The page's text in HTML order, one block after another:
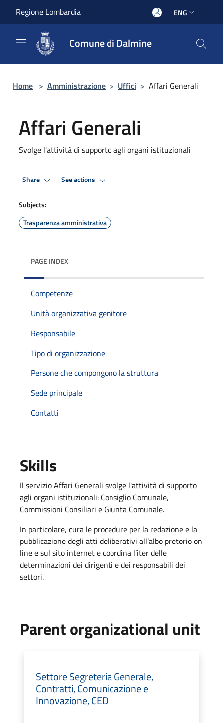
Regione Lombardia ENG
Comune di Dalmine
Home > Amministrazione > Uffici > Affari Generali
Affari Generali
Svolge l'attività di supporto agli organi istituzionali
Share See actions
Subjects:
Trasparenza amministrativa
PAGE INDEX
Competenze
Unità organizzativa genitore
Responsabile
Tipo di organizzazione
Persone che compongono la struttura
Sede principale
Contatti
Skills
Il servizio Affari Generali svolge l'attività di supporto
agli organi istituzionali: Consiglio Comunale,
Commissioni Consiliari e Giunta Comunale.
In particolare, cura le procedure per la redazione e la
pubblicazione degli atti deliberativi all’albo pretorio on
line e sul sito internet e coordina l’iter delle
determinazioni dei dirigenti e dei responsabili dei
settori.
Parent organizational unit
Settore Segreteria Generale,
Contratti, Comunicazione e
Innovazione, CED